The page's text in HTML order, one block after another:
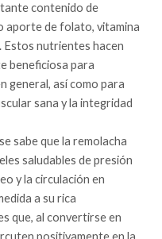
contenido de
aporte de folato, vitamina
Estos nutrientes hacen
beneficiosa para
general, así como para
sana y la integridad
sabe que la remolacha
saludables de presión
y la circulación en
a su rica
que, al convertirse en